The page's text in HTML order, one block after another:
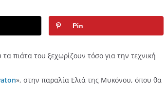
Pin
πιάτα του ξεχωρίζουν τόσο για την τεχνική
», στην παραλία Ελιά της Μυκόνου, όπου θα